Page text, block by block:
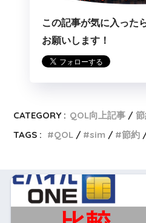
この記事が気に入った
お願いします！
CATEGORY : QOL向上記事
TAGS :
QOL sim 節約